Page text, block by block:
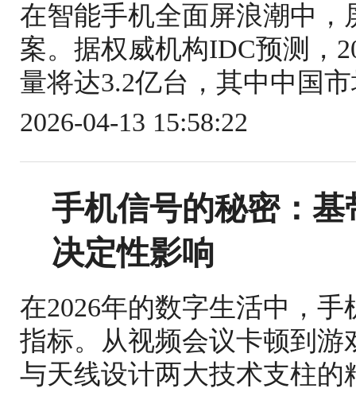
在智能手机全面屏浪潮中
案。据权威机构IDC预测，
量将达3.2亿台，其中中国
2026-04-13 15:58:22
手机信号的秘密：
决定性影响
在2026年的数字生活中，
指标。从视频会议卡顿到
与天线设计两大技术支柱